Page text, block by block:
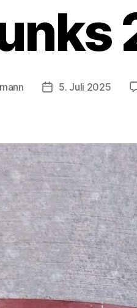
Beitragsdatum
5. Juli 2025